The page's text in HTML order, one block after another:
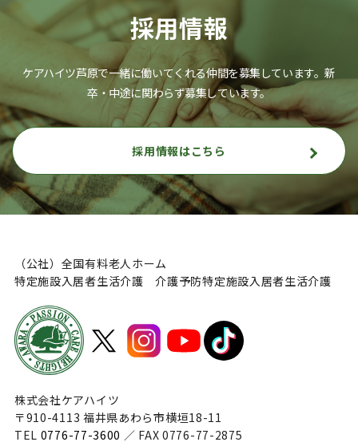
採用情報
ケアハイツ芦原で一緒に働いてくれる仲間を募集しています。新
卒・中途に関わらず募集しています。
採用情報はこちら
（公社）全国有料老人ホーム
特定施設入居者生活介護 介護予防特定施設入居者生活介護
株式会社ケアハイツ
〒910-4113 福井県あわら市横垣18-11
TEL 0776-77-3600 ／ FAX 0776-77-2875